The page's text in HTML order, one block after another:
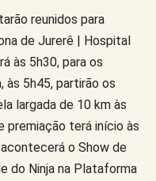
reunidos para
de Jurerê | Hospital
às 5h30, para os
às 5h45, partirão os
largada de 10 km às
premiação terá início às
o Show de
do Ninja na Plataforma